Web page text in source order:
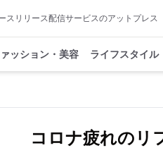
スリリース配信サービスのアットプレス
ッション・美容 ライフスタイル
コロナ疲れのリ